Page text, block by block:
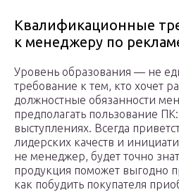
Квалификационные
к менеджеру по
Уровень образования — не
требование к тем, кто хочет
должностные обязанности
предполагать пользование
выступлениях. Всегда
лидерских качеств и
не менеджер, будет точно
продукция поможет выгодно
как побудить покупателя